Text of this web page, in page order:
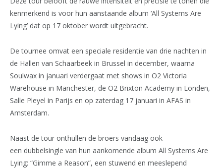
kenmerkend is voor hun aanstaande album ‘All Systems Are
Lying’ dat op 17 oktober wordt uitgebracht.
De tournee omvat een speciale residentie van drie nachten in
de Hallen van Schaarbeek in Brussel in december, waarna
Soulwax in januari verdergaat met shows in O2 Victoria
Warehouse in Manchester, de O2 Brixton Academy in Londen,
Salle Pleyel in Parijs en op zaterdag 17 januari in AFAS in
Amsterdam.
Naast de tour onthullen de broers vandaag ook
een dubbelsingle van hun aankomende album All Systems Are
Lying: “Gimme a Reason”, een stuwend en meeslepend